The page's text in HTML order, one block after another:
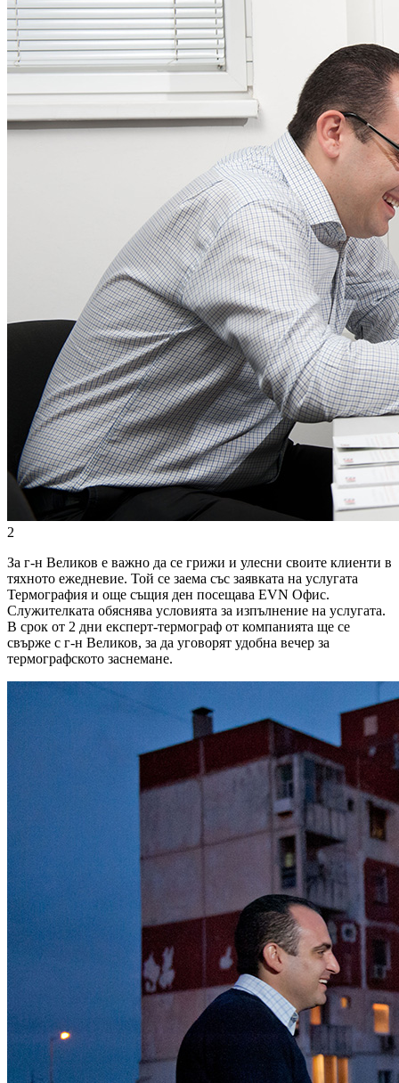
2
За г-н Великов е важно да се грижи и улесни своите клиенти в
тяхното ежедневие. Той се заема със заявката на услугата
Термография и още същия ден посещава EVN Офис.
Служителката обяснява условията за изпълнение на услугата.
В срок от 2 дни експерт-термограф от компанията ще се
свърже с г-н Великов, за да уговорят удобна вечер за
термографското заснемане.